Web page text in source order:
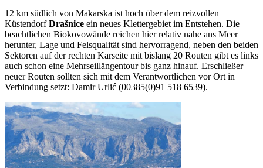
12 km südlich von Makarska ist hoch über dem reizvollen
KüstendorfDrašnice ein neues Klettergebiet im Entstehen. Die
beachtlichen Biokovowände reichen hier relativ nahe ans Meer
herunter, Lage und Felsqualität sind hervorragend, neben den beiden
Sektoren auf der rechten Karseite mit bislang 20 Routen gibt es links
auch schon eine Mehrseillängentour bis ganz hinauf. Erschließer
neuer Routen sollten sich mit dem Verantwortlichen vor Ort in
Verbindung setzt: Damir Urlić (00385(0)91 518 6539).